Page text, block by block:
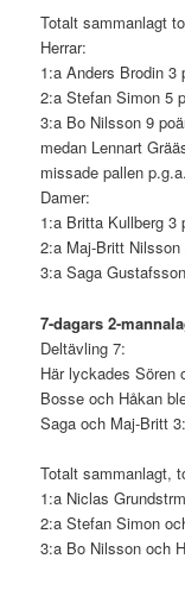
Totalt sammanlagt
Herrar:
1:a Anders Brodin 3
2:a Stefan Simon 5
3:a Bo Nilsson 9
medan Lennart
missade pallen
Damer:
1:a Britta Kullberg 3
2:a Maj-Britt Nilsson
3:a Saga
7-dagars 2-
Deltävling 7:
Här lyckades Sören
Bosse och Håkan
Saga och Maj-Britt
Totalt sammanlagt,
1:a Niclas
2:a Stefan Simon
3:a Bo Nilsson och